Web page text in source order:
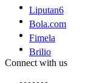
Liputan6
Bola.com
Fimela
Brilio
Connect with us